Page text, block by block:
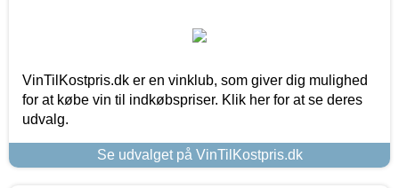
VinTilKostpris.dk er en vinklub, som giver dig mulighed
for at købe vin til indkøbspriser. Klik her for at se deres
udvalg.
Se udvalget på VinTilKostpris.dk